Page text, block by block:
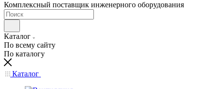
Комплексный поставщик инженерного оборудования
Каталог
По всему сайту
По каталогу
Каталог